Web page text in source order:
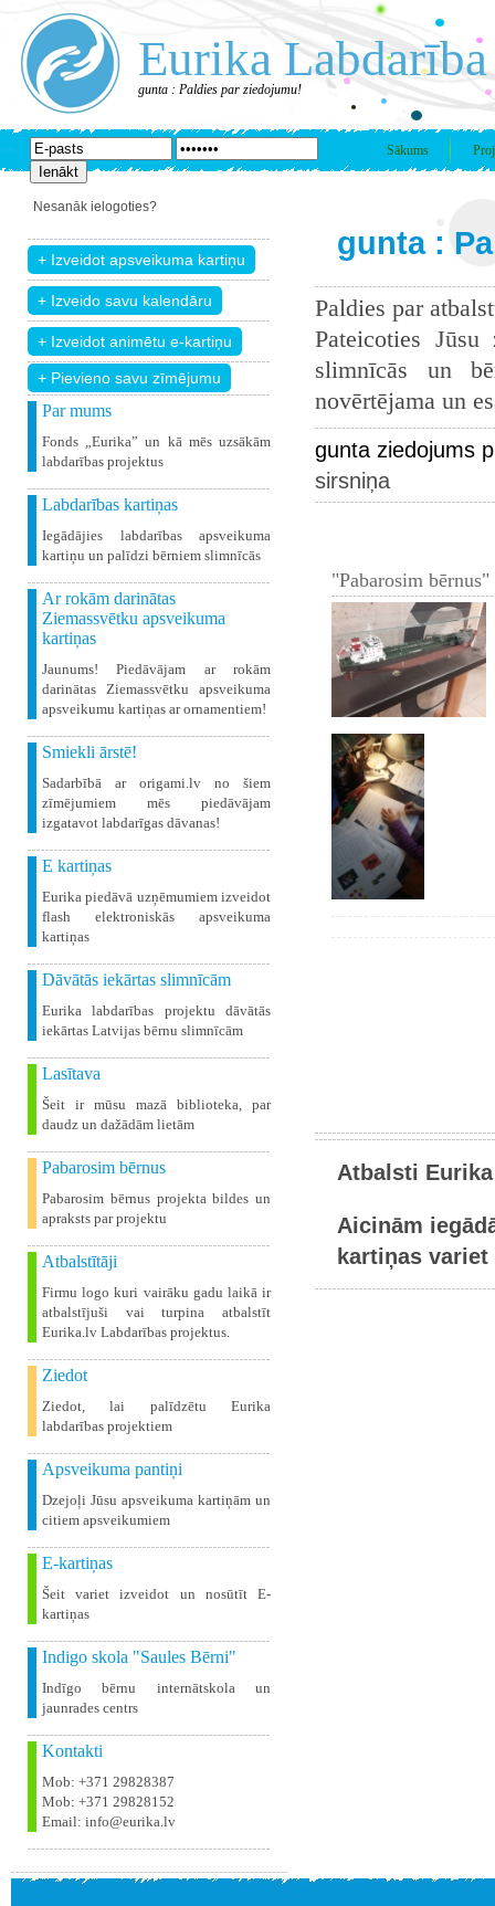
Eurika Labdarība
gunta : Paldies par ziedojumu!
Sākums
Nesanāk ielogoties?
+ Pievieno savu zīmējumu
Par mums
Fonds „Eurika” un kā mēs uzsākām
labdarības projektus
Labdarības kartiņas
Iegādājies labdarības apsveikuma
kartiņu un palīdzi bērniem slimnīcās
Ar rokām darinātas
Ziemassvētku apsveikuma
kartiņas
Jaunums! Piedāvājam ar rokām
darinātas Ziemassvētku apsveikuma
apsveikumu kartiņas ar ornamentiem!
Smiekli ārstē!
Sadarbībā ar origami.lv no šiem
zīmējumiem mēs piedāvājam
izgatavot labdarīgas dāvanas!
E kartiņas
Eurika piedāvā uzņēmumiem izveidot
flash elektroniskās apsveikuma
kartiņas
Dāvātās iekārtas slimnīcām
Eurika labdarības projektu dāvātās
iekārtas Latvijas bērnu slimnīcām
Lasītava
Šeit ir mūsu mazā biblioteka, par
daudz un dažādām lietām
Pabarosim bērnus
Pabarosim bērnus projekta bildes un
apraksts par projektu
Atbalstītāji
Firmu logo kuri vairāku gadu laikā ir
atbalstījuši vai turpina atbalstīt
Eurika.lv Labdarības projektus.
Ziedot
Ziedot, lai palīdzētu Eurika
labdarības projektiem
Apsveikuma pantiņi
Dzejoļi Jūsu apsveikuma kartiņām un
citiem apsveikumiem
E-kartiņas
Šeit variet izveidot un nosūtīt E-
kartiņas
Indigo skola "Saules Bērni"
Indīgo bērnu internātskola un
jaunrades centrs
Kontakti
Mob: +371 29828387
Mob: +371 29828152
Email: info@eurika.lv
gunta :
Paldies par
Pateicoties
slimnīcās un
novērtējama un
gunta ziedojums
sirsniņa
"Pabarosim
Atbalsti
Aicinām
kartiņas variet